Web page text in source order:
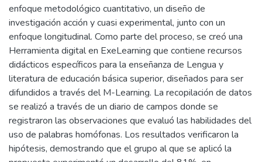
enfoque metodológico cuantitativo, un diseño de
investigación acción y cuasi experimental, junto con un
enfoque longitudinal. Como parte del proceso, se creó una
Herramienta digital en ExeLearning que contiene recursos
didácticos específicos para la enseñanza de Lengua y
literatura de educación básica superior, diseñados para ser
difundidos a través del M-Learning. La recopilación de datos
se realizó a través de un diario de campos donde se
registraron las observaciones que evaluó las habilidades del
uso de palabras homófonas. Los resultados verificaron la
hipótesis, demostrando que el grupo al que se aplicó la